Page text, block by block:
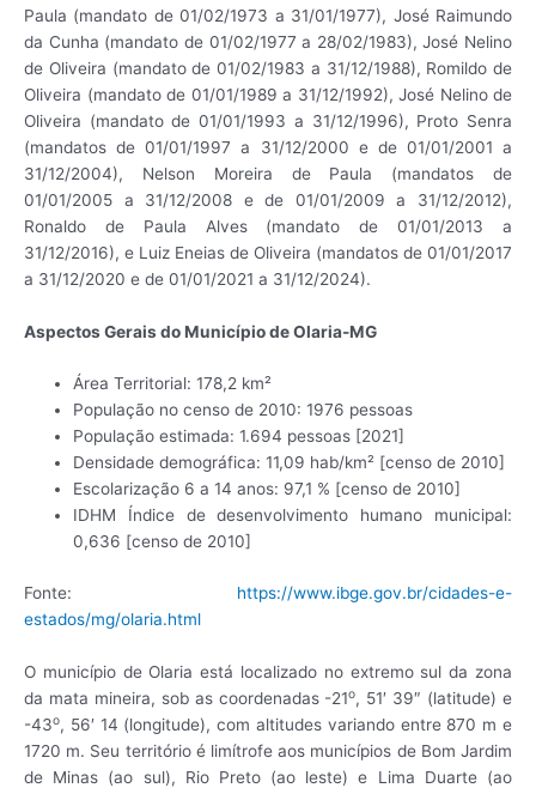
Paula (mandato de 01/02/1973 a 31/01/1977), José Raimundo
da Cunha (mandato de 01/02/1977 a 28/02/1983), José Nelino
de Oliveira (mandato de 01/02/1983 a 31/12/1988), Romildo de
Oliveira (mandato de 01/01/1989 a 31/12/1992), José Nelino de
Oliveira (mandato de 01/01/1993 a 31/12/1996), Proto Senra
(mandatos de 01/01/1997 a 31/12/2000 e de 01/01/2001 a
31/12/2004), Nelson Moreira de Paula (mandatos de
01/01/2005 a 31/12/2008 e de 01/01/2009 a 31/12/2012),
Ronaldo de Paula Alves (mandato de 01/01/2013 a
31/12/2016), e Luiz Eneias de Oliveira (mandatos de 01/01/2017
a 31/12/2020 e de 01/01/2021 a 31/12/2024).
Aspectos Gerais do Município de Olaria-MG
Área Territorial: 178,2 km²
População no censo de 2010: 1976 pessoas
População estimada: 1.694 pessoas [2021]
Densidade demográfica: 11,09 hab/km² [censo de 2010]
Escolarização 6 a 14 anos: 97,1 % [censo de 2010]
IDHM Índice de desenvolvimento humano municipal:
0,636 [censo de 2010]
Fonte: https://www.ibge.gov.br/cidades-e-
estados/mg/olaria.html
O município de Olaria está localizado no extremo sul da zona
da mata mineira, sob as coordenadas -21o, 51′ 39″ (latitude) e
-43o, 56′ 14 (longitude), com altitudes variando entre 870 m e
1720 m. Seu território é limítrofe aos municípios de Bom Jardim
de Minas (ao sul), Rio Preto (ao leste) e Lima Duarte (ao